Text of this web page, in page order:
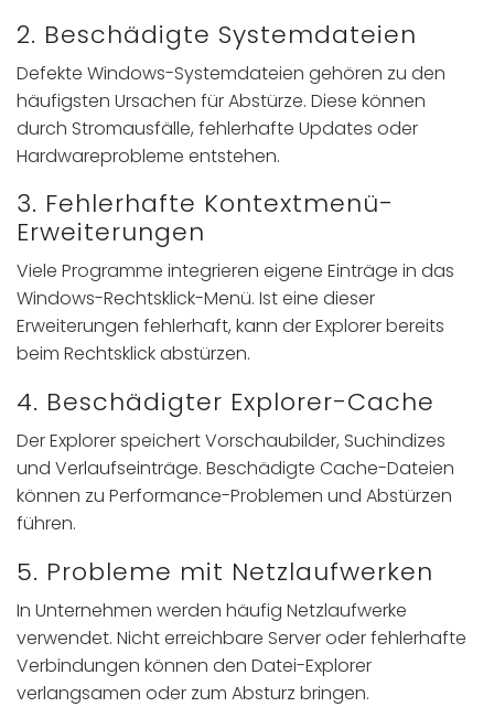
2. Beschädigte Systemdateien
Defekte Windows-Systemdateien gehören zu den
häufigsten Ursachen für Abstürze. Diese können
durch Stromausfälle, fehlerhafte Updates oder
Hardwareprobleme entstehen.
3. Fehlerhafte Kontextmenü-
Erweiterungen
Viele Programme integrieren eigene Einträge in das
Windows-Rechtsklick-Menü. Ist eine dieser
Erweiterungen fehlerhaft, kann der Explorer bereits
beim Rechtsklick abstürzen.
4. Beschädigter Explorer-Cache
Der Explorer speichert Vorschaubilder, Suchindizes
und Verlaufseinträge. Beschädigte Cache-Dateien
können zu Performance-Problemen und Abstürzen
führen.
5. Probleme mit Netzlaufwerken
In Unternehmen werden häufig Netzlaufwerke
verwendet. Nicht erreichbare Server oder fehlerhafte
Verbindungen können den Datei-Explorer
verlangsamen oder zum Absturz bringen.